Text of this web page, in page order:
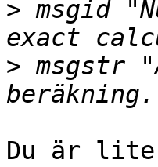
> msgid
> msgstr
Du är lite